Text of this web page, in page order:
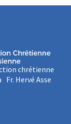
chrétienne
Fr. Hervé Asse